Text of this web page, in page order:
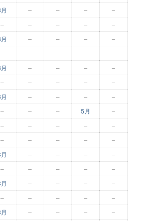
– – – –
– – – –
–
– – – –
– – – –
–
– – – –
– – – –
–
– – – –
– – – 5月
–
– – – – –
– – – –
–
– – – –
– – – –
–
– – – –
– – – –
–
– – – –